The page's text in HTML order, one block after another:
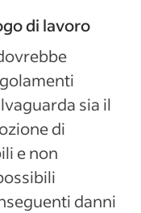
di lavoro
sia il
di
e non
danni